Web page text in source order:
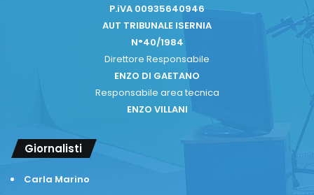
P.iVA 00935640946
AUT TRIBUNALE ISERNIA
N°40/1984
Direttore Responsabile
ENZO DI GAETANO
Responsabile area tecnica
ENZO VILLANI
Giornalisti
Carla Marino